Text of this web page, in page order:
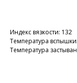
Индекс вязкости: 132
Температура
Температура